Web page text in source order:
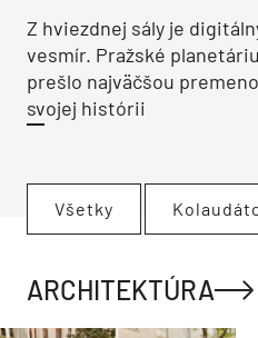
Z hviezdnej sály je
vesmír. Pražské
prešlo najväčšou
svojej histórii
Všetky
ARCHITEKTÚRA